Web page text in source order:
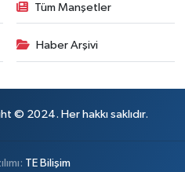
Tüm Manşetler
Haber Arşivi
© 2024. Her hakkı saklıdır.
TE Bilişim